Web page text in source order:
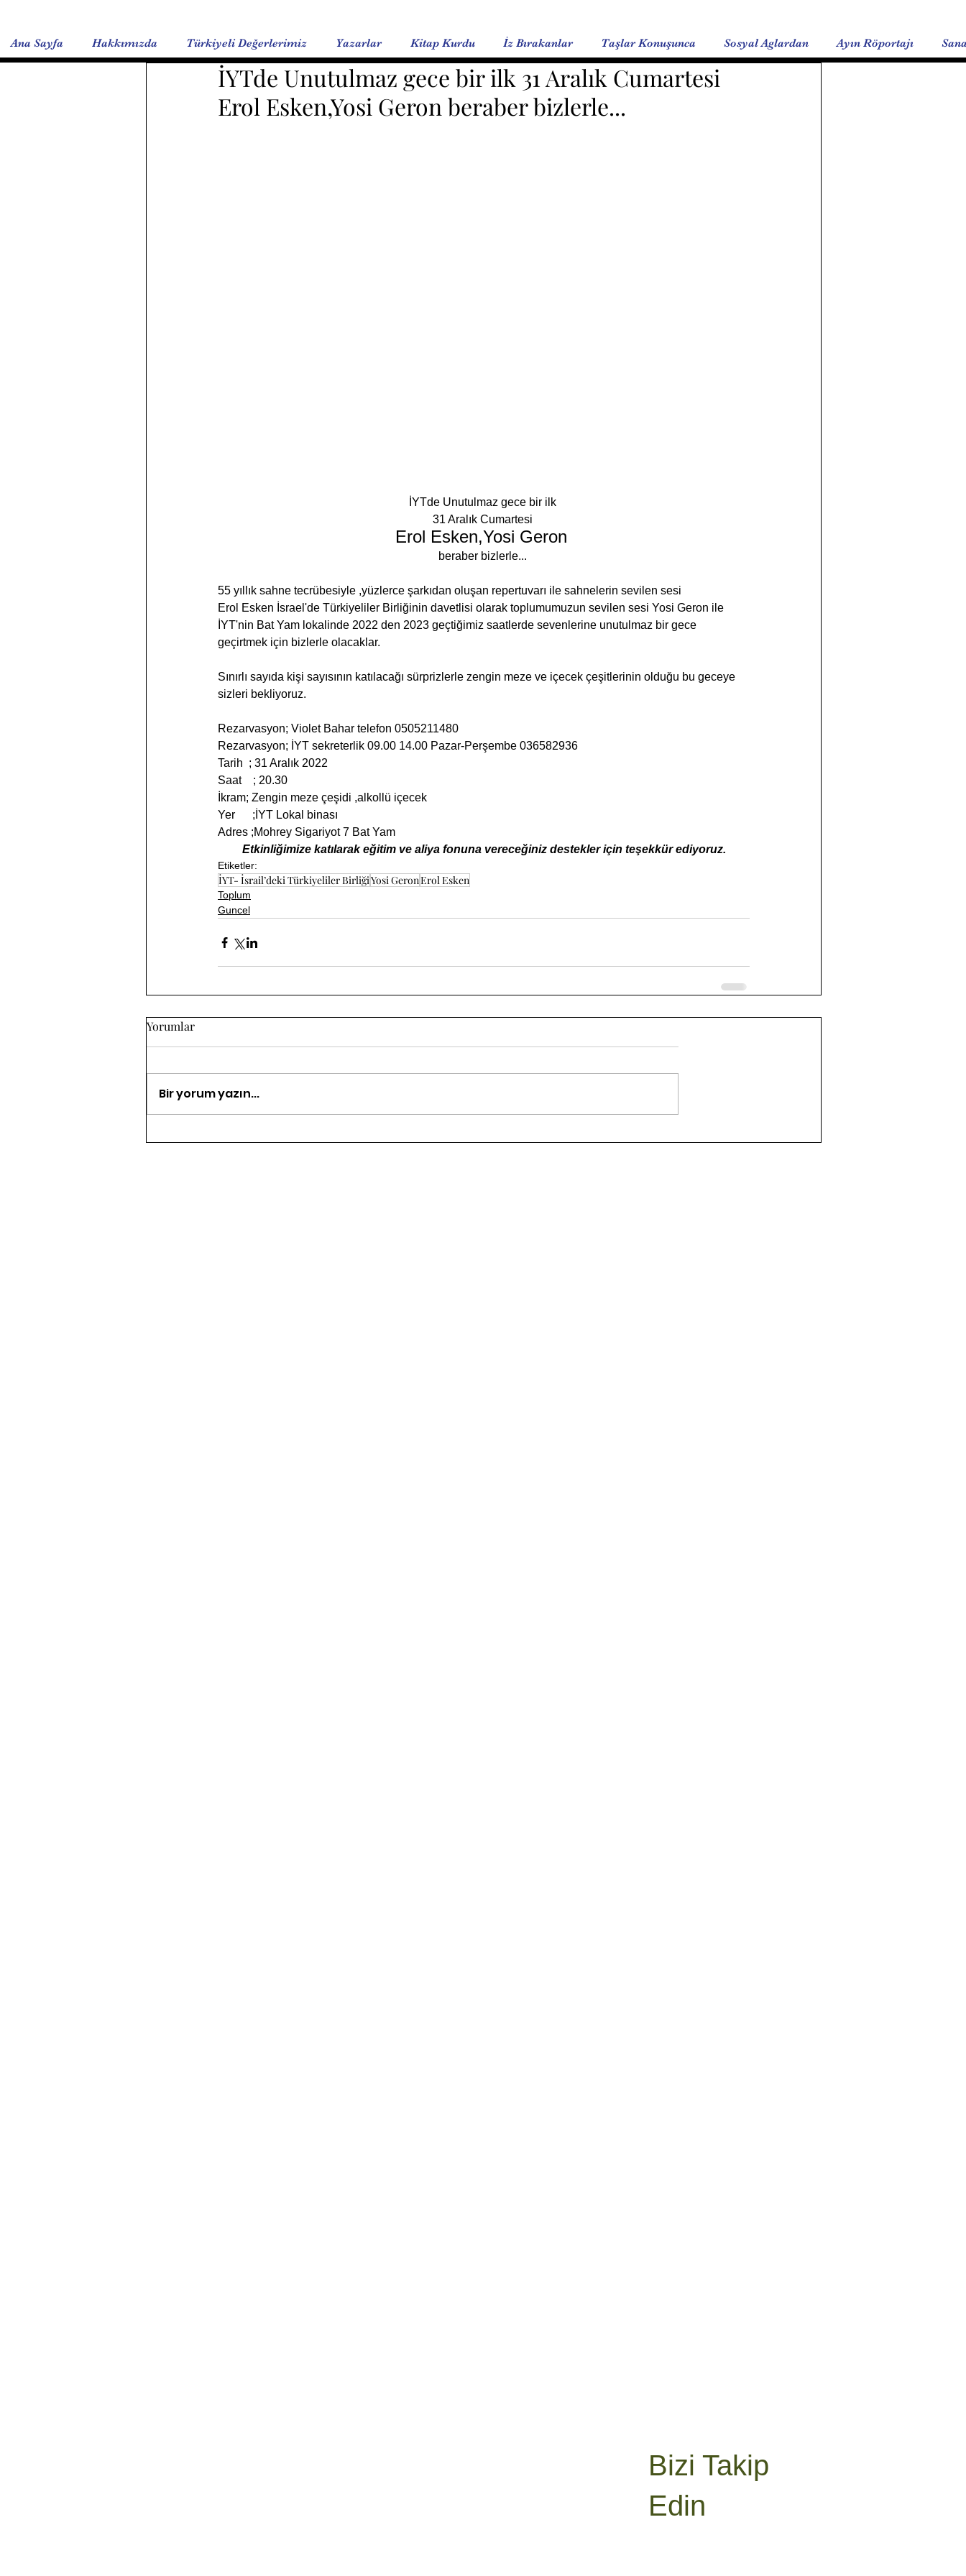
Ana Sayfa Hakkımızda Türkiyeli Değerlerimiz Yazarlar Kitap Kurdu İz Bırakanlar Taşlar Konuşunca Sosyal Aglardan Ayın Röportajı
İYTde Unutulmaz gece bir ilk 31 Aralık Cumartesi
Erol Esken,Yosi Geron beraber bizlerle...
İYTde Unutulmaz gece bir ilk
31 Aralık Cumartesi
Erol Esken,Yosi Geron
beraber bizlerle...
55 yıllık sahne tecrübesiyle ,yüzlerce şarkıdan oluşan repertuvarı ile sahnelerin sevilen sesi
Erol Esken İsrael'de Türkiyeliler Birliğinin davetlisi olarak toplumumuzun sevilen sesi Yosi Geron ile
İYT'nin Bat Yam lokalinde 2022 den 2023 geçtiğimiz saatlerde sevenlerine unutulmaz bir gece
geçirtmek için bizlerle olacaklar.
Sınırlı sayıda kişi sayısının katılacağı sürprizlerle zengin meze ve içecek çeşitlerinin olduğu bu geceye
sizleri bekliyoruz.
Rezarvasyon; Violet Bahar telefon 0505211480
Rezarvasyon; İYT sekreterlik 09.00 14.00 Pazar-Perşembe 036582936
Tarih  ; 31 Aralık 2022
Saat    ; 20.30
İkram; Zengin meze çeşidi ,alkollü içecek
Yer      ;İYT Lokal binası
Adres ;Mohrey Sigariyot 7 Bat Yam
Etkinliğimize katılarak eğitim ve aliya fonuna vereceğiniz destekler için teşekkür ediyoruz.
Etiketler:
İYT- İsrail’deki Türkiyeliler BirliğiYosi GeronErol Esken
Toplum
Guncel
Yorumlar
Bir yorum yazın...
Bizi Takip
Edin